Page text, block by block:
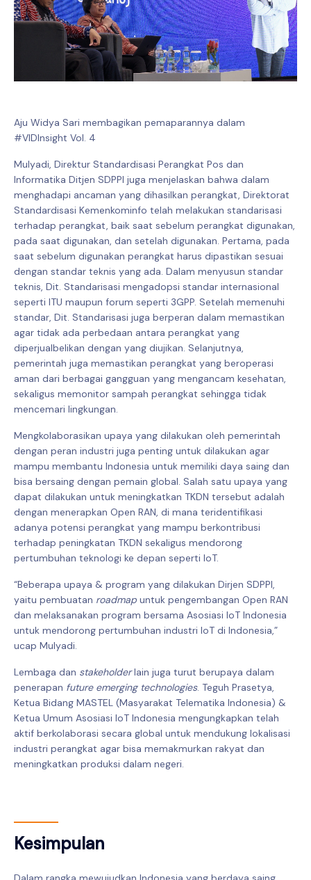
Aju Widya Sari membagikan pemaparannya dalam
#VIDInsight Vol. 4
Mulyadi, Direktur Standardisasi Perangkat Pos dan
Informatika Ditjen SDPPI juga menjelaskan bahwa dalam
menghadapi ancaman yang dihasilkan perangkat, Direktorat
Standardisasi Kemenkominfo telah melakukan standarisasi
terhadap perangkat, baik saat sebelum perangkat digunakan,
pada saat digunakan, dan setelah digunakan. Pertama, pada
saat sebelum digunakan perangkat harus dipastikan sesuai
dengan standar teknis yang ada. Dalam menyusun standar
teknis, Dit. Standarisasi mengadopsi standar internasional
seperti ITU maupun forum seperti 3GPP. Setelah memenuhi
standar, Dit. Standarisasi juga berperan dalam memastikan
agar tidak ada perbedaan antara perangkat yang
diperjualbelikan dengan yang diujikan. Selanjutnya,
pemerintah juga memastikan perangkat yang beroperasi
aman dari berbagai gangguan yang mengancam kesehatan,
sekaligus memonitor sampah perangkat sehingga tidak
mencemari lingkungan.
Mengkolaborasikan upaya yang dilakukan oleh pemerintah
dengan peran industri juga penting untuk dilakukan agar
mampu membantu Indonesia untuk memiliki daya saing dan
bisa bersaing dengan pemain global. Salah satu upaya yang
dapat dilakukan untuk meningkatkan TKDN tersebut adalah
dengan menerapkan Open RAN, di mana teridentifikasi
adanya potensi perangkat yang mampu berkontribusi
terhadap peningkatan TKDN sekaligus mendorong
pertumbuhan teknologi ke depan seperti IoT.
“Beberapa upaya & program yang dilakukan Dirjen SDPPI,
yaitu pembuatan roadmap untuk pengembangan Open RAN
dan melaksanakan program bersama Asosiasi IoT Indonesia
untuk mendorong pertumbuhan industri IoT di Indonesia,”
ucap Mulyadi.
Lembaga dan stakeholderlain juga turut berupaya dalam
penerapan future emerging technologies. Teguh Prasetya,
Ketua Bidang MASTEL (Masyarakat Telematika Indonesia) &
Ketua Umum Asosiasi IoT Indonesia mengungkapkan telah
aktif berkolaborasi secara global untuk mendukung lokalisasi
industri perangkat agar bisa memakmurkan rakyat dan
meningkatkan produksi dalam negeri.
Kesimpulan